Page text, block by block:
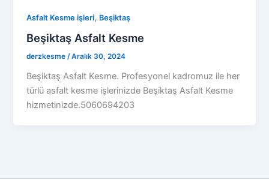
Asfalt Kesme işleri, Beşiktaş
Beşiktaş Asfalt Kesme
derzkesme/Aralık 30, 2024
Beşiktaş Asfalt Kesme. Profesyonel kadromuz ile her
türlü asfalt kesme işlerinizde Beşiktaş Asfalt Kesme
hizmetinizde.5060694203